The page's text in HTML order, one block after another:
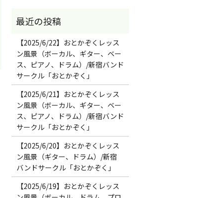
【2025/6/22】おとかぞくレッス
ン風景（ボーカル、ギター、ベー
ス、ピアノ、ドラム）/新宿バンド
サークル「おとかぞく」
【2025/6/21】おとかぞくレッス
ン風景（ボーカル、ギター、ベー
ス、ピアノ、ドラム）/新宿バンド
サークル「おとかぞく」
【2025/6/20】おとかぞくレッス
ン風景（ギター、ドラム）/新宿
バンドサークル「おとかぞく」
【2025/6/19】おとかぞくレッス